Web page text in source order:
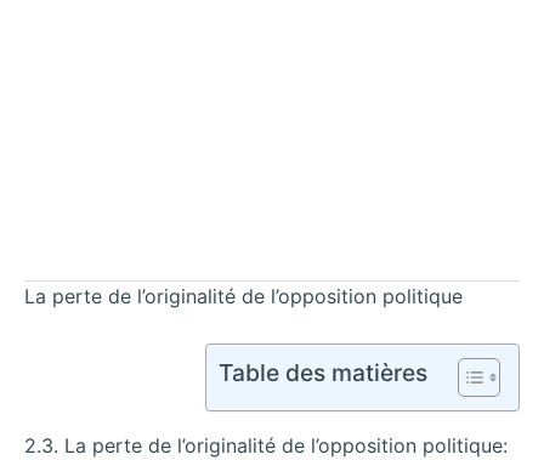
La perte de l’originalité de l’opposition politique
Table des matières
2.3. La perte de l’originalité de l’opposition politique: